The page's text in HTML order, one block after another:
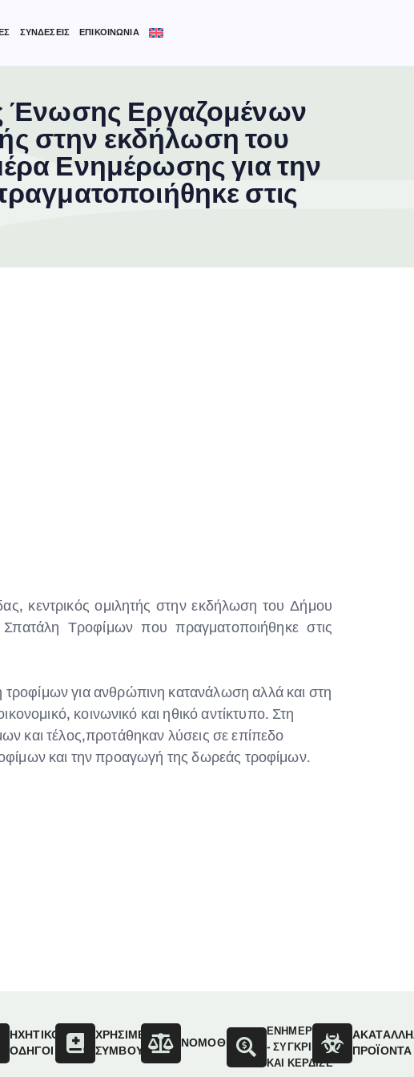
ΣΥΝΔΕΣΕΙΣ ΕΠΙΚΟΙΝΩΝΙΑ
Ένωσης Εργαζομένων
στην εκδήλωση του
Ενημέρωσης για την
στις
ομιλητής στην εκδήλωση του Δήμου
Τροφίμων που πραγματοποιήθηκε στις
για ανθρώπινη κατανάλωση αλλά και στη
κοινωνικό και ηθικό αντίκτυπο. Στη
και τέλος,προτάθηκαν λύσεις σε επίπεδο
και την προαγωγή της δωρεάς τροφίμων.
ΗΧΗΤΙΚΟΙ
ΟΔΗΓΟΙ
ΧΡΗΣΙΜΕΣ
ΣΥΜΒΟΥΛΕΣ
ΝΟΜΟΘΕΣΙΑ
ΕΝΗΜΕΡΩΣΟΥ
- ΣΥΓΚΡΙΝΕ
ΚΑΙ ΚΕΡΔΙΣΕ
ΠΡΟΪΟΝΤΑ